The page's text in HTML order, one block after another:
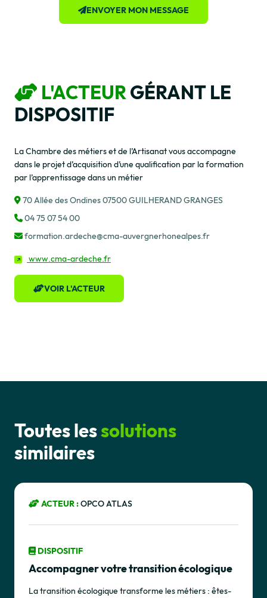
ENVOYER MON MESSAGE
L'ACTEURGÉRANT LE
DISPOSITIF
La Chambre des métiers et de l’Artisanat vous accompagne
dans le projet d’acquisition d’une qualification par la formation
par l’apprentissage dans un métier
70 Allée des Ondines 07500 GUILHERAND GRANGES
04 75 07 54 00
formation.ardeche@cma-auvergnerhonealpes.fr
www.cma-ardeche.fr
VOIR L'ACTEUR
Toutes lessolutions
similaires
ACTEUR :OPCO ATLAS
DISPOSITIF
Accompagner votre transition écologique
La transition écologique transforme les métiers : êtes-